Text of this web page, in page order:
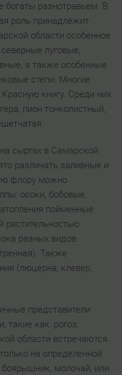
богаты разнотравьем. В
роль принадлежит
области особенное
луговые,
а также особенные
степи. Многие
книгу. Среди них:
пион тонколистный,
сыртах в Самарской
различать заливные и
флору можно
осоки, бобовые,
пойменные
растительностью.
разных видов
Также
(люцерна, клевер,
представители
такие как: рогоз,
области встречаются
на определенной
молочай, или